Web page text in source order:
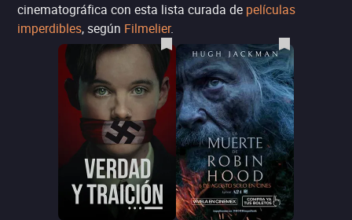
cinematográfica con esta lista curada de películas
imperdibles, según Filmelier.